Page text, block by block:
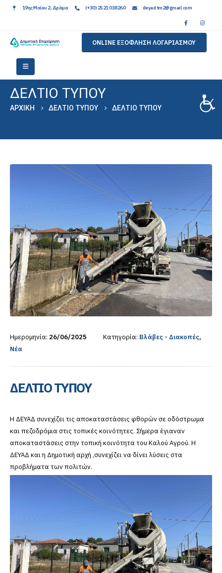
19ης Μαϊου 2, Δράμα (+30) 2521 038260 deyad.tm2@gmail.com
ONLINE ΕΞΟΦΛΗΣΗ ΛΟΓΑΡΙΑΣΜΟΥ
ΔΕΛΤΙΟ ΤΥΠΟΥ
ΑΡΧΙΚΉ ΔΕΛΤΙΟ ΤΥΠΟΥ ΔΕΛΤΙΟ ΤΥΠΟΥ
Ημερομηνία: 26/06/2025 Κατηγορία: Βλάβες - Διακοπές,
Νέα
ΔΕΛΤΙΟ ΤΥΠΟΥ
Η ΔΕΥΑΔ συνεχίζει τις αποκαταστάσεις φθορών σε οδόστρωμα
και πεζοδρόμια στις τοπικές κοινότητες. Σήμερα έγιαναν
αποκαταστάσεις στην τοπική κοινότητα του Καλού Αγρού. Η
ΔΕΥΑΔ και η Δημοτική αρχή ,συνεχίζει να δίνει λύσεις στα
προβλήματα των πολιτών.